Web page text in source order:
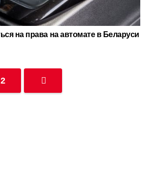
на права на автомате в Беларуси
2